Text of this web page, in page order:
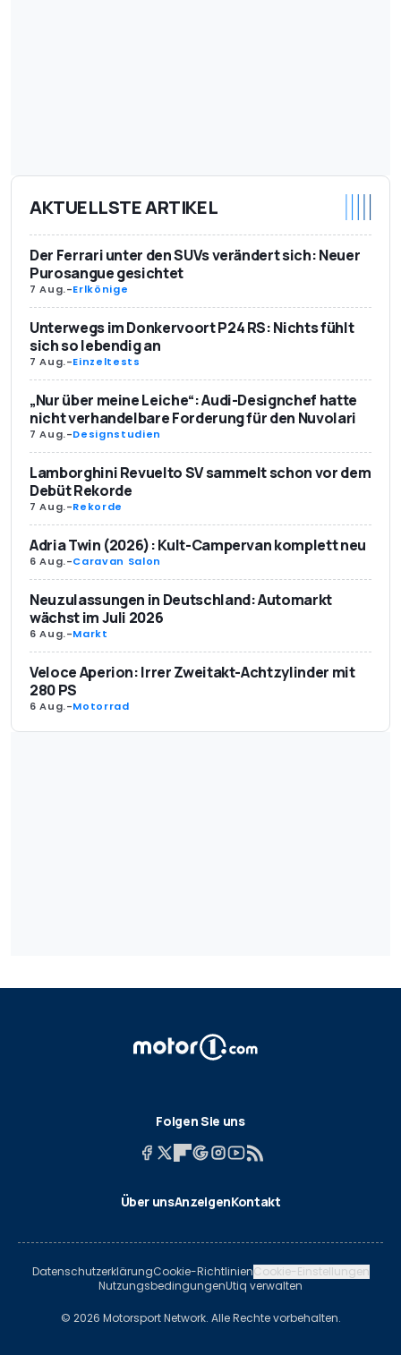
AKTUELLSTE ARTIKEL
Der Ferrari unter den SUVs verändert sich: Neuer
Purosangue gesichtet
7 Aug.-Erlkönige
Unterwegs im Donkervoort P24 RS: Nichts fühlt
sich so lebendig an
7 Aug.-Einzeltests
„Nur über meine Leiche“: Audi-Designchef hatte
nicht verhandelbare Forderung für den Nuvolari
7 Aug.-Designstudien
Lamborghini Revuelto SV sammelt schon vor dem
Debüt Rekorde
7 Aug.-Rekorde
Adria Twin (2026): Kult-Campervan komplett neu
6 Aug.-Caravan Salon
Neuzulassungen in Deutschland: Automarkt
wächst im Juli 2026
6 Aug.-Markt
Veloce Aperion: Irrer Zweitakt-Achtzylinder mit
280 PS
6 Aug.-Motorrad
Folgen Sie uns
Über unsAnzeigenKontakt
DatenschutzerklärungCookie-RichtlinienCookie-Einstellungen
NutzungsbedingungenUtiq verwalten
© 2026 Motorsport Network. Alle Rechte vorbehalten.